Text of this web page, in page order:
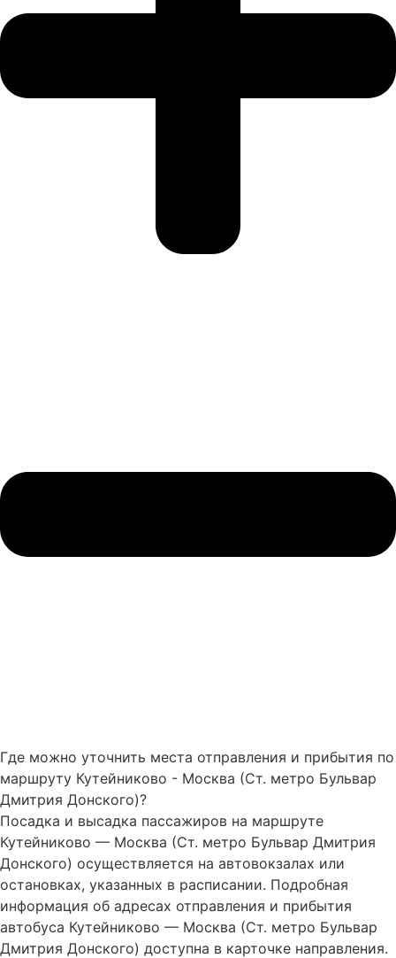
Где можно уточнить места отправления и прибытия по
маршруту Кутейниково - Москва (Ст. метро Бульвар
Дмитрия Донского)?
Посадка и высадка пассажиров на маршруте
Кутейниково — Москва (Ст. метро Бульвар Дмитрия
Донского) осуществляется на автовокзалах или
остановках, указанных в расписании. Подробная
информация об адресах отправления и прибытия
автобуса Кутейниково — Москва (Ст. метро Бульвар
Дмитрия Донского) доступна в карточке направления.